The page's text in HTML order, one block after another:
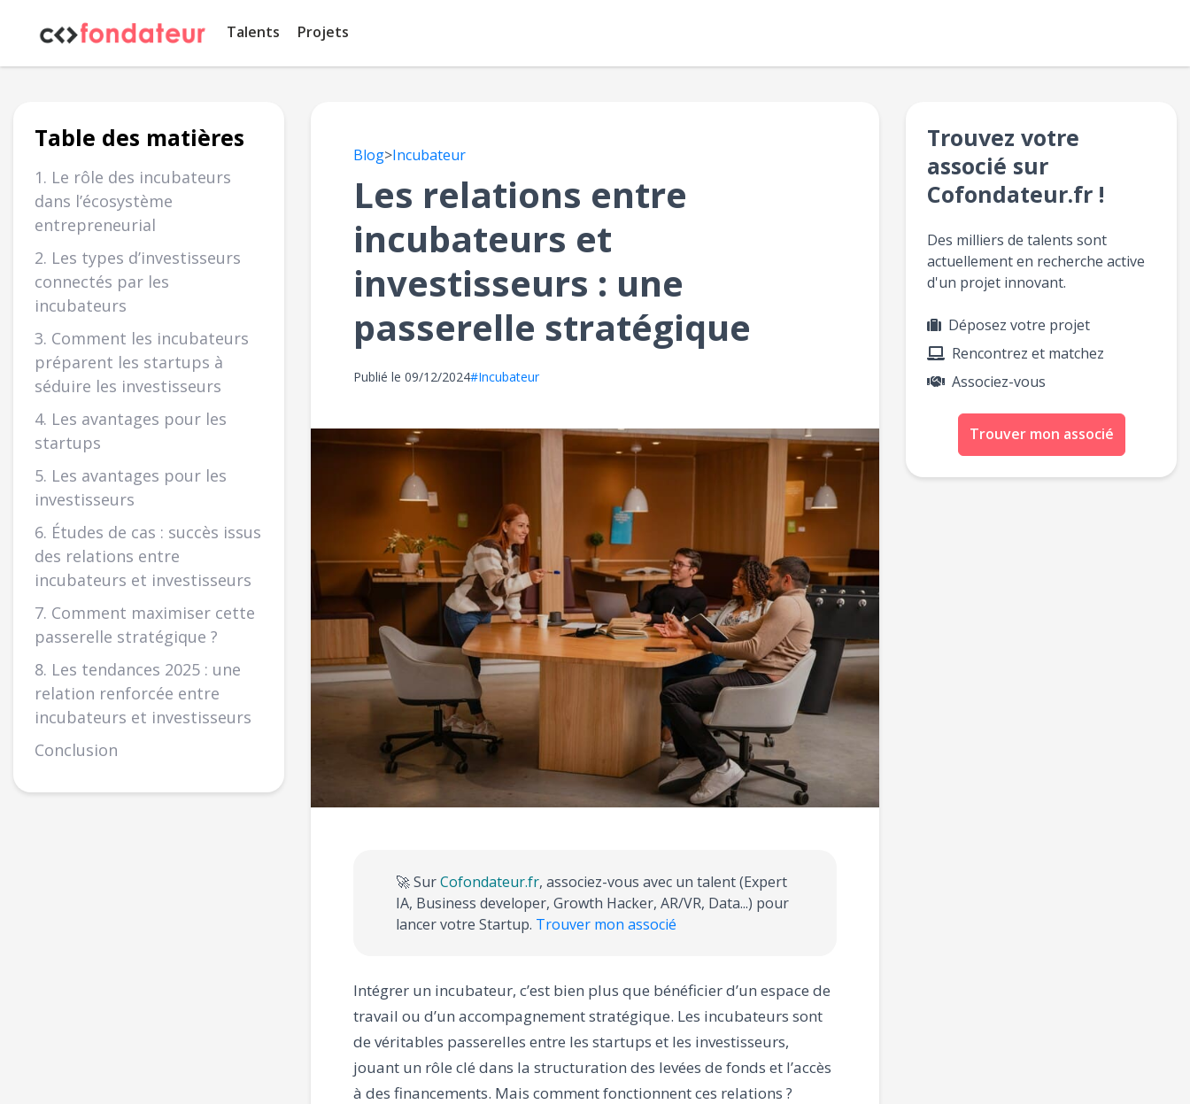
Talents Projets
Table des matières
1. Le rôle des incubateurs
dans l’écosystème
entrepreneurial
2. Les types d’investisseurs
connectés par les
incubateurs
3. Comment les incubateurs
préparent les startups à
séduire les investisseurs
4. Les avantages pour les
startups
5. Les avantages pour les
investisseurs
6. Études de cas : succès issus
des relations entre
incubateurs et investisseurs
7. Comment maximiser cette
passerelle stratégique ?
8. Les tendances 2025 : une
relation renforcée entre
incubateurs et investisseurs
Conclusion
Blog>Incubateur
Les relations entre
incubateurs et
investisseurs : une
passerelle stratégique
Publié le 09/12/2024#Incubateur
🚀 SurCofondateur.fr, associez-vous avec un talent (Expert
IA, Business developer, Growth Hacker, AR/VR, Data...) pour
lancer votre Startup. Trouver mon associé
Intégrer un incubateur, c’est bien plus que bénéficier d’un espace de
travail ou d’un accompagnement stratégique. Les incubateurs sont
de véritables passerelles entre les startups et les investisseurs,
jouant un rôle clé dans la structuration des levées de fonds et l’accès
à des financements. Mais comment fonctionnent ces relations ?
Trouvez votre
associé sur
Cofondateur.fr !
Des milliers de talents sont
actuellement en recherche active
d'un projet innovant.
Déposez votre projet
Rencontrez et matchez
Associez-vous
Trouver mon associé